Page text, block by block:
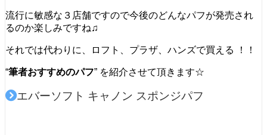
流行に敏感な３店舗ですので今後のどんなパフが発売され
るのか楽しみですね♫
それでは代わりに、ロフト、プラザ、ハンズで買える ！！
“筆者おすすめのパフ” を紹介させて頂きます☆
エバーソフト キャノン スポンジパフ